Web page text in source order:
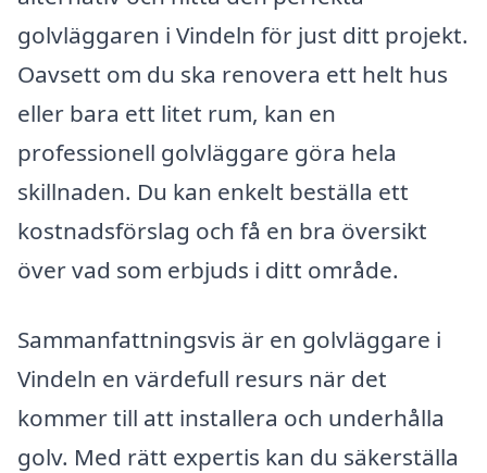
golvläggaren i Vindeln för just ditt projekt.
Oavsett om du ska renovera ett helt hus
eller bara ett litet rum, kan en
professionell golvläggare göra hela
skillnaden. Du kan enkelt beställa ett
kostnadsförslag och få en bra översikt
över vad som erbjuds i ditt område.
Sammanfattningsvis är en golvläggare i
Vindeln en värdefull resurs när det
kommer till att installera och underhålla
golv. Med rätt expertis kan du säkerställa